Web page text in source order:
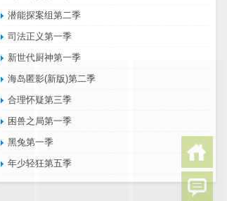
潜能探案组第二季
司法正义第一季
新世代厨神第一季
海岛匿影(新版)第二季
合理怀疑第三季
困兽之局第一季
黑兔第一季
年少轻狂第五季